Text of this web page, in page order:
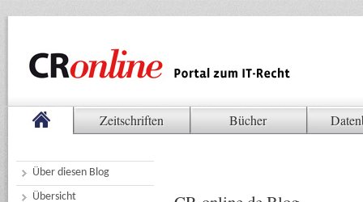
Zeitschriften Bücher
Über diesen Blog
Übersicht